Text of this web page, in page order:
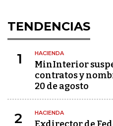
TENDENCIAS
1 HACIENDA
MinInterior
contratos y
20 de agosto
2 HACIENDA